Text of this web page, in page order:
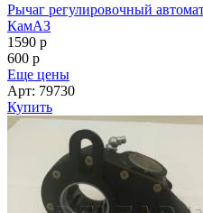
Рычаг регулировочный
КамАЗ
1590 p
600 p
Еще цены
Арт: 79730
Купить